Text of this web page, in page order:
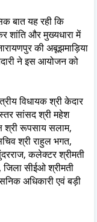
यह रही कि
शांति और मुख्यधारा में
की अबूझमाड़िया
ने इस आयोजन को
विधायक श्री केदार
सांसद श्री महेश
श्री रूपसाय सलाम,
श्री राहुल भगत,
कलेक्टर श्रीमती
जिला सीईओ श्रीमती
अधिकारी एवं बड़ी